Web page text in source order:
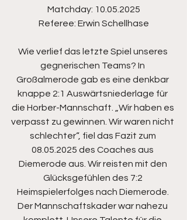
Matchday: 10.05.2025
Referee: Erwin Schellhase
Wie verlief das letzte Spiel unseres
gegnerischen Teams? In
Großalmerode gab es eine denkbar
knappe 2:1 Auswärtsniederlage für
die Horber-Mannschaft. „Wir haben es
verpasst zu gewinnen. Wir waren nicht
schlechter“, fiel das Fazit zum
08.05.2025 des Coaches aus
Diemerode aus. Wir reisten mit den
Glücksgefühlen des 7:2
Heimspielerfolges nach Diemerode.
Der Mannschaftskader war nahezu